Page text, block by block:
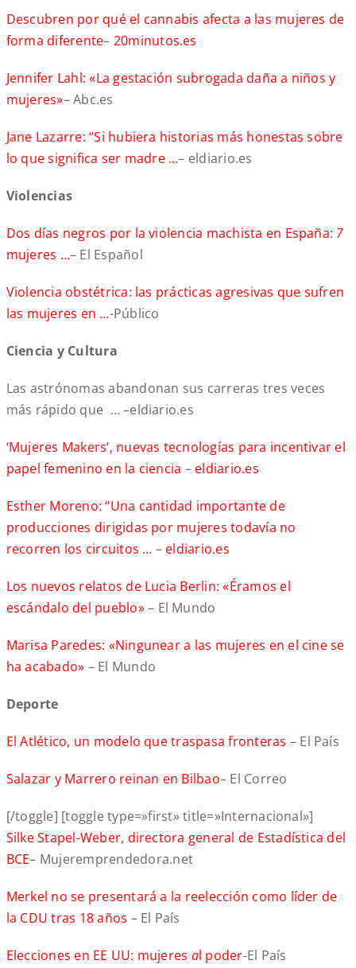
Descubren por qué el cannabis afecta a las mujeres de
forma diferente– 20minutos.es
Jennifer Lahl: «La gestación subrogada daña a niños y
mujeres»– Abc.es
Jane Lazarre: “Si hubiera historias más honestas sobre
lo que significa ser madre …– eldiario.es
Violencias
Dos días negros por la violencia machista en España: 7
mujeres …– El Español
Violencia obstétrica: las prácticas agresivas que sufren
las mujeres en …-Público
Ciencia y Cultura
Las astrónomas abandonan sus carreras tres veces
más rápido que … –eldiario.es
‘Mujeres Makers’, nuevas tecnologías para incentivar el
papel femenino en la ciencia – eldiario.es
Esther Moreno: “Una cantidad importante de
producciones dirigidas por mujeres todavía no
recorren los circuitos … – eldiario.es
Los nuevos relatos de Lucia Berlin: «Éramos el
escándalo del pueblo»– El Mundo
Marisa Paredes: «Ningunear a las mujeres en el cine se
ha acabado» – El Mundo
El Atlético, un modelo que traspasa fronteras – El País
Salazar y Marrero reinan en Bilbao– El Correo
[/toggle] [toggle type=»first» title=»Internacional»]
Silke Stapel-Weber, directora general de Estadística del
BCE– Mujeremprendedora.net
Merkel no se presentará a la reelección como líder de
la CDU tras 18 años – El País
Elecciones en EE UU: mujeres al poder-El País